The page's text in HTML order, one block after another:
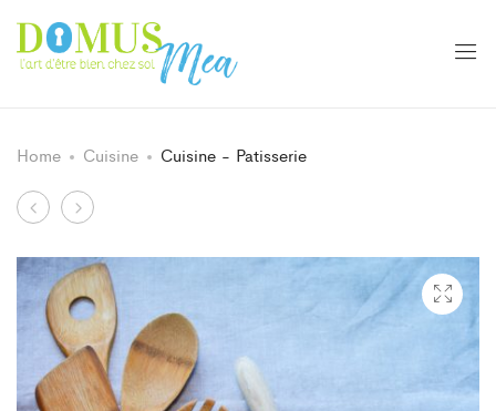
Home Cuisine Cuisine - Patisserie
Navigazione
tra
i
prodotti
Cucina
Cucina
Cucina
Utensili